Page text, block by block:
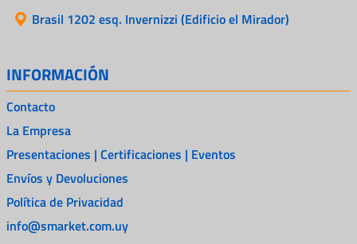
Brasil 1202 esq. Invernizzi (Edificio el Mirador)
INFORMACIÓN
Contacto
La Empresa
Presentaciones | Certificaciones | Eventos
Envíos y Devoluciones
Política de Privacidad
info@smarket.com.uy